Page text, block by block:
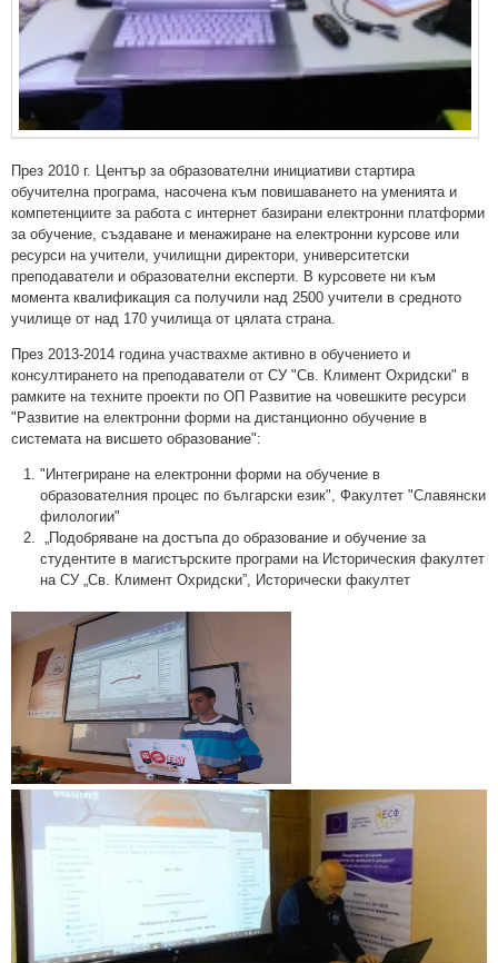
През 2010 г. Център за образователни инициативи стартира
обучителна програма, насочена към повишаването на уменията и
компетенциите за работа с интернет базирани електронни платформи
за обучение, създаване и менажиране на електронни курсове или
ресурси на учители, училищни директори, университетски
преподаватели и образователни експерти. В курсовете ни към
момента квалификация са получили над 2500 учители в средното
училище от над 170 училища от цялата страна.
През 2013-2014 година участвахме активно в обучението и
консултирането на преподаватели от СУ "Св. Климент Охридски" в
рамките на техните проекти по ОП Развитие на човешките ресурси
"Развитие на електронни форми на дистанционно обучение в
системата на висшето образование":
"Интегриране на електронни форми на обучение в
образователния процес по български език", Факултет "Славянски
филологии"
„Подобряване на достъпа до образование и обучение за
студентите в магистърските програми на Историческия факултет
на СУ „Св. Климент Охридски”, Исторически факултет